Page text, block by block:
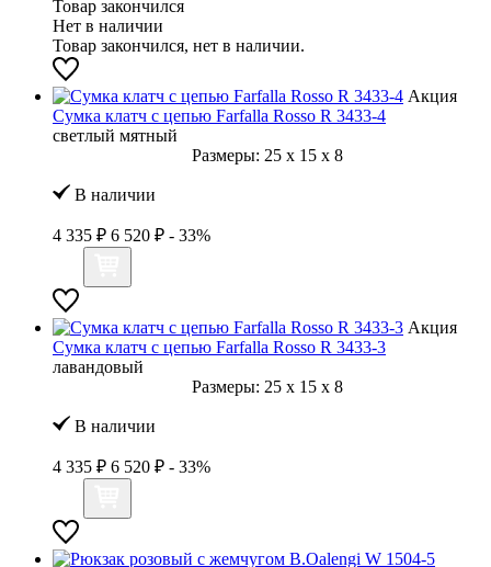
Товар закончился
Нет в наличии
Товар закончился, нет в наличии.
Акция
Сумка клатч с цепью Farfalla Rosso R 3433-4
светлый мятный
Размеры: 25 x 15 x 8
В наличии
4 335 ₽ 6 520 ₽ - 33%
Акция
Сумка клатч с цепью Farfalla Rosso R 3433-3
лавандовый
Размеры: 25 x 15 x 8
В наличии
4 335 ₽ 6 520 ₽ - 33%